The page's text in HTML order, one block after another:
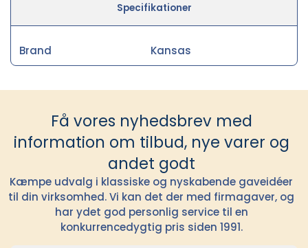
Specifikationer
Brand Kansas
Få vores nyhedsbrev med
information om tilbud, nye varer og
andet godt
Kæmpe udvalg i klassiske og nyskabende gaveidéer
til din virksomhed. Vi kan det der med firmagaver, og
har ydet god personlig service til en
konkurrencedygtig pris siden 1991.